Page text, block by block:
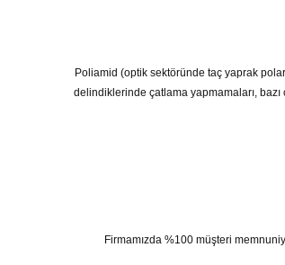
Poliamid (optik sektöründe taç yaprak
delindiklerinde çatlama yapmamaları,
Firmamızda %100 müşteri